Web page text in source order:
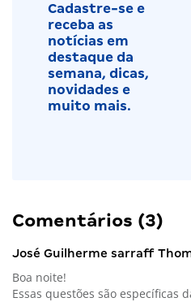
Cadastre-se e
receba as
notícias em
destaque da
semana, dicas,
novidades e
muito mais.
Comentários (3)
José Guilherme sarraff
Boa noite!
Essas questões são específicas